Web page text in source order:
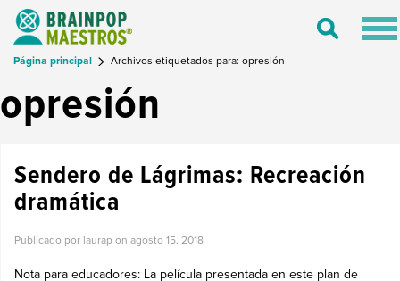
Toggle
Página principal Archivos etiquetados para: opresión
opresión
Sendero de Lágrimas: Recreación
dramática
Publicado por laurap on agosto 15, 2018
Nota para educadores: La película presentada en este plan de